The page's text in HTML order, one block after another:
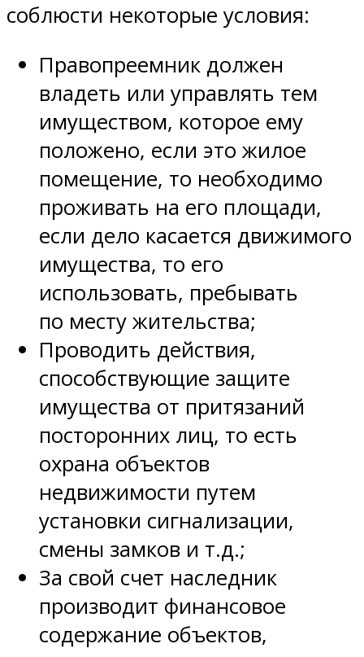
соблюсти некоторые условия:
Правопреемник должен
владеть или управлять тем
имуществом, которое ему
положено, если это жилое
помещение, то необходимо
проживать на его площади,
если дело касается движимого
имущества, то его
использовать, пребывать
по месту жительства;
Проводить действия,
способствующие защите
имущества от притязаний
посторонних лиц, то есть
охрана объектов
недвижимости путем
установки сигнализации,
смены замков и т.д.;
За свой счет наследник
производит финансовое
содержание объектов,